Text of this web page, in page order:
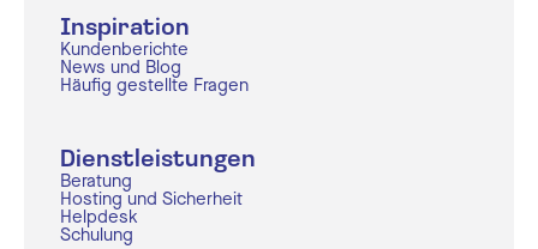
Inspiration
Kundenberichte
News und Blog
Häufig gestellte Fragen
Dienstleistungen
Beratung
Hosting und Sicherheit
Helpdesk
Schulung